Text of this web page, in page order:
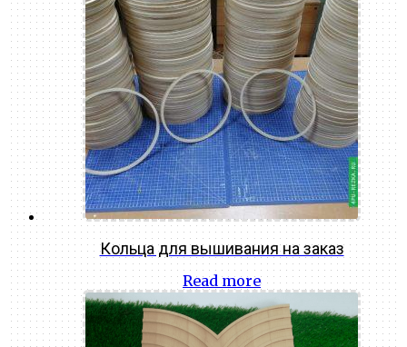
Кольца для вышивания на заказ
Read more